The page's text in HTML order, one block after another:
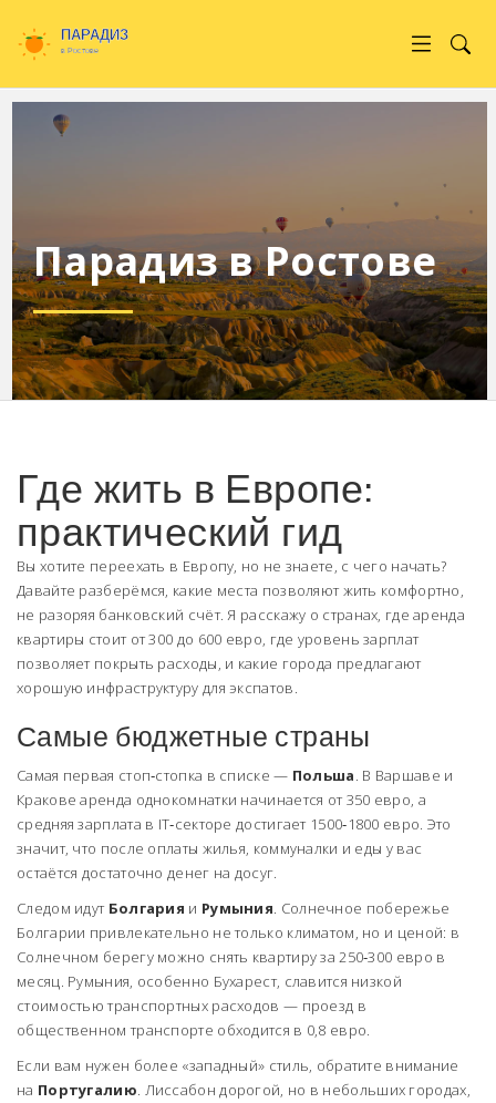
Парадиз в Ростове
Где жить в Европе:
практический гид
Вы хотите переехать в Европу, но не знаете, с чего начать?
Давайте разберёмся, какие места позволяют жить комфортно,
не разоряя банковский счёт. Я расскажу о странах, где аренда
квартиры стоит от 300 до 600 евро, где уровень зарплат
позволяет покрыть расходы, и какие города предлагают
хорошую инфраструктуру для экспатов.
Самые бюджетные страны
Самая первая стоп‑стопка в списке — Польша. В Варшаве и
Кракове аренда однокомнатки начинается от 350 евро, а
средняя зарплата в IT‑секторе достигает 1500‑1800 евро. Это
значит, что после оплаты жилья, коммуналки и еды у вас
остаётся достаточно денег на досуг.
Следом идут Болгария и Румыния. Солнечное побережье
Болгарии привлекательно не только климатом, но и ценой: в
Солнечном берегу можно снять квартиру за 250‑300 евро в
месяц. Румыния, особенно Бухарест, славится низкой
стоимостью транспортных расходов — проезд в
общественном транспорте обходится в 0,8 евро.
Если вам нужен более «западный» стиль, обратите внимание
на Португалию. Лиссабон дорогой, но в небольших городах,